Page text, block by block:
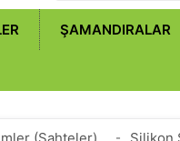
ŞAMANDIRALAR